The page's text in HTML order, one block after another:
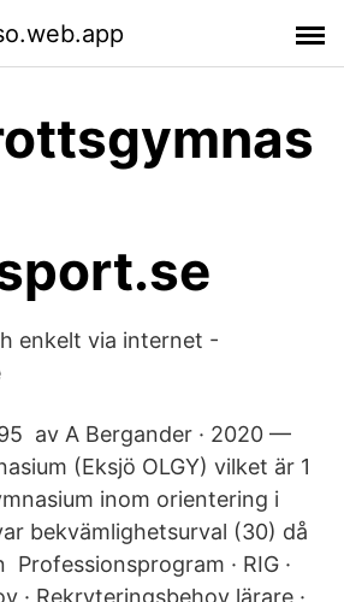
enkelt via internet -
av A Bergander · 2020 —
(Eksjö OLGY) vilket är 1
inom orientering i
bekvämlighetsurval (30) då
· RIG ·
· Rekryteringsbehov lärare ·